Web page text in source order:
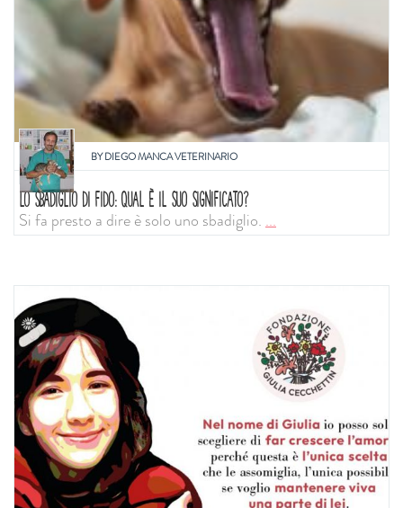
BYDIEGO MANCA VETERINARIO
LO SBADIGLIO DI FIDO: QUAL È IL SUO SIGNIFICATO?
Si fa presto a dire è solo uno sbadiglio....